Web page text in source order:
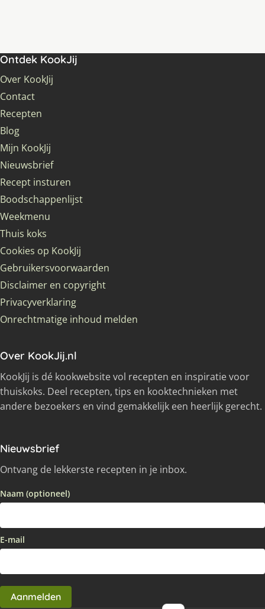
Ontdek KookJij
Over KookJij
Contact
Recepten
Blog
Mijn KookJij
Nieuwsbrief
Recept insturen
Boodschappenlijst
Weekmenu
Thuis koks
Cookies op KookJij
Gebruikersvoorwaarden
Disclaimer en copyright
Privacyverklaring
Onrechtmatige inhoud melden
Over KookJij.nl
KookJij is dé kookwebsite vol recepten en inspiratie voor
thuiskoks. Deel recepten, tips en kooktechnieken met
andere bezoekers en vind gemakkelijk een heerlijk gerecht.
Nieuwsbrief
Ontvang de lekkerste recepten in je inbox.
Naam (optioneel)
E-mail
Aanmelden